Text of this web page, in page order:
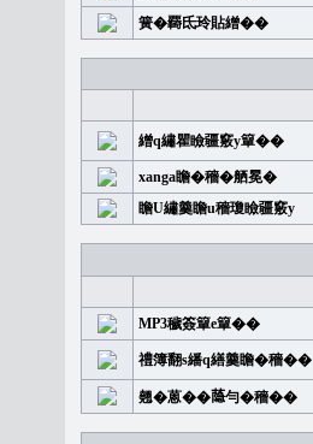
簧�覉氐玲貼繒��
繒q繡瞿瞼疆竅y簞��
xanga瞻�穡�舾冕�
瞻U繡羹瞻u穡瓊瞼疆竅y
MP3穢簽簞e簞��
禮簿翻s繙q繕羹瞻�穡��
翹�蒽��𦻕勻�穡��